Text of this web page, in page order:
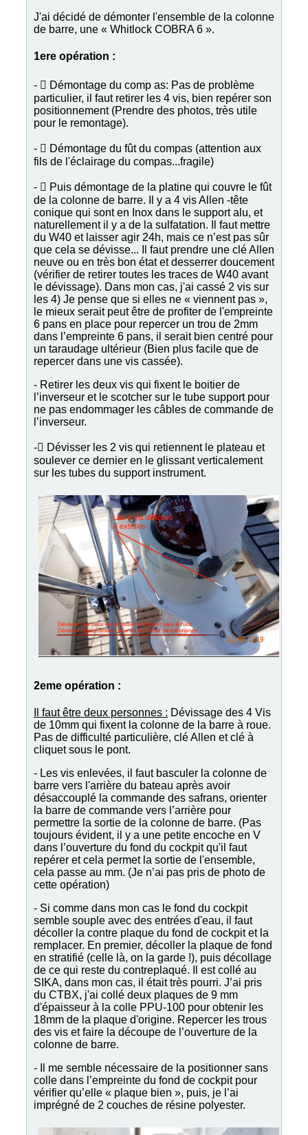
J'ai décidé de démonter l'ensemble de la colonne
de barre, une « Whitlock COBRA 6 ».
1ere opération :
-  Démontage du comp as: Pas de problème
particulier, il faut retirer les 4 vis, bien repérer son
positionnement (Prendre des photos, très utile
pour le remontage).
-  Démontage du fût du compas (attention aux
fils de l'éclairage du compas...fragile)
-  Puis démontage de la platine qui couvre le fût
de la colonne de barre. Il y a 4 vis Allen -tête
conique qui sont en Inox dans le support alu, et
naturellement il y a de la sulfatation. Il faut mettre
du W40 et laisser agir 24h, mais ce n’est pas sûr
que cela se dévisse... Il faut prendre une clé Allen
neuve ou en très bon état et desserrer doucement
(vérifier de retirer toutes les traces de W40 avant
le dévissage). Dans mon cas, j'ai cassé 2 vis sur
les 4) Je pense que si elles ne « viennent pas »,
le mieux serait peut être de profiter de l'empreinte
6 pans en place pour repercer un trou de 2mm
dans l’empreinte 6 pans, il serait bien centré pour
un taraudage ultérieur (Bien plus facile que de
repercer dans une vis cassée).
- Retirer les deux vis qui fixent le boitier de
l’inverseur et le scotcher sur le tube support pour
ne pas endommager les câbles de commande de
l’inverseur.
- Dévisser les 2 vis qui retiennent le plateau et
soulever ce dernier en le glissant verticalement
sur les tubes du support instrument.
2eme opération :
Il faut être deux personnes : Dévissage des 4 Vis
de 10mm qui fixent la colonne de la barre à roue.
Pas de difficulté particulière, clé Allen et clé à
cliquet sous le pont.
- Les vis enlevées, il faut basculer la colonne de
barre vers l'arrière du bateau après avoir
désaccouplé la commande des safrans, orienter
la barre de commande vers l’arrière pour
permettre la sortie de la colonne de barre. (Pas
toujours évident, il y a une petite encoche en V
dans l’ouverture du fond du cockpit qu'il faut
repérer et cela permet la sortie de l'ensemble,
cela passe au mm. (Je n’ai pas pris de photo de
cette opération)
- Si comme dans mon cas le fond du cockpit
semble souple avec des entrées d'eau, il faut
décoller la contre plaque du fond de cockpit et la
remplacer. En premier, décoller la plaque de fond
en stratifié (celle là, on la garde !), puis décollage
de ce qui reste du contreplaqué. Il est collé au
SIKA, dans mon cas, il était très pourri. J’ai pris
du CTBX, j'ai collé deux plaques de 9 mm
d'épaisseur à la colle PPU-100 pour obtenir les
18mm de la plaque d'origine. Repercer les trous
des vis et faire la découpe de l’ouverture de la
colonne de barre.
- Il me semble nécessaire de la positionner sans
colle dans l’empreinte du fond de cockpit pour
vérifier qu’elle « plaque bien », puis, je l’ai
imprégné de 2 couches de résine polyester.